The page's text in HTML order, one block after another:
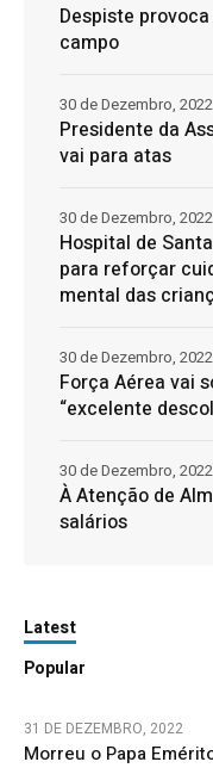
Despiste
campo
Presidente da
vai para atas
30 de Dezembro, 2022
Hospital de
para reforçar
mental das
30 de Dezembro, 2022
Força Aérea vai
“excelente
30 de Dezembro, 2022
À Atenção de
salários
30 de Dezembro, 2022
Latest
Popular
31 DE DEZEMBRO, 2022
Morreu o Papa